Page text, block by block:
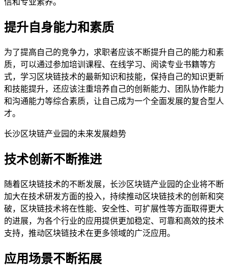
信和专业素养。
提升自身能力和素质
为了提高自己的竞争力，求职者应该不断提升自己的能力和素
质，可以通过参加培训课程、在线学习、阅读专业书籍等方
式，学习区块链技术的最新知识和技能，保持自己的知识更新
和技能提升，还应该注重培养自己的创新能力、团队协作能力
和沟通能力等综合素质，让自己成为一个全面发展的复合型人
才。
长沙区块链产业园的未来发展趋势
技术创新不断推进
随着区块链技术的不断发展，长沙区块链产业园的企业将不断
加大在技术研发方面的投入，持续推动区块链技术的创新和突
破，区块链技术将在性能、安全性、可扩展性等方面取得更大
的进展，为各个行业的应用提供更加稳定、可靠和高效的技术
支持，推动区块链技术在更多领域的广泛应用。
应用场景不断拓展